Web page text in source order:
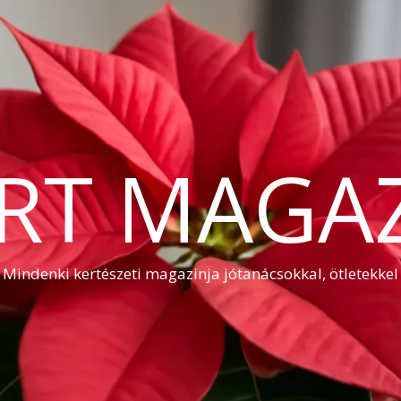
Mindenki kertészeti magazinja jótanácsokkal, ötletekkel